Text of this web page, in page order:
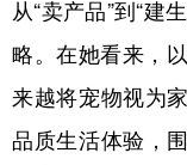
从“卖产品”到“建
略。在她看来，
来越将宠物视为
品质生活体验，